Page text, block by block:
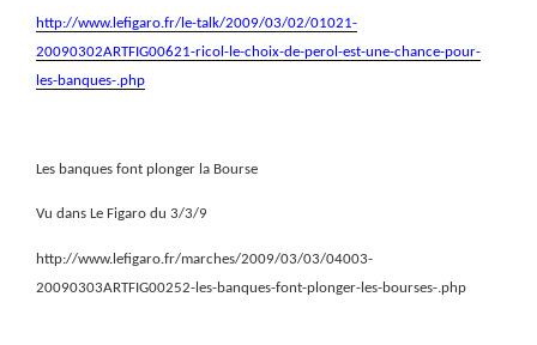
http://www.lefigaro.fr/le-talk/2009/03/02/01021-
20090302ARTFIG00621-ricol-le-choix-de-perol-est-une-chance-pour-
les-banques-.php
Les banques font plonger la Bourse
Vu dans Le Figaro du 3/3/9
http://www.lefigaro.fr/marches/2009/03/03/04003-
20090303ARTFIG00252-les-banques-font-plonger-les-bourses-.php